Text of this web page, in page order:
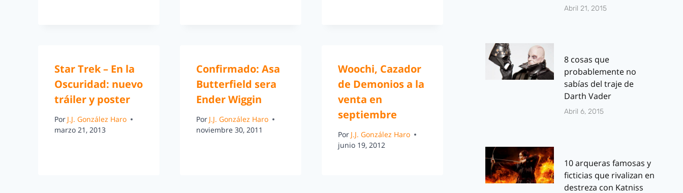
Star Trek – En la
Oscuridad: nuevo
tráiler y poster
Por J.J. González Haro
marzo 21, 2013
Confirmado: Asa
Butterfield sera
Ender Wiggin
Por J.J. González Haro
noviembre 30, 2011
Woochi, Cazador
de Demonios a la
venta en
septiembre
Por J.J. González Haro
junio 19, 2012
Abril 21, 2015
8 cosas que
probablemente no
sabías del traje de
Darth Vader
Abril 6, 2015
10 arqueras famosas y
ficticias que rivalizan en
destreza con Katniss